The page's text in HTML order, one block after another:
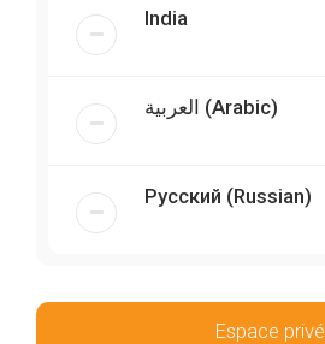
India
العربية (Arabic)
Русский (Russian)
Espace privé